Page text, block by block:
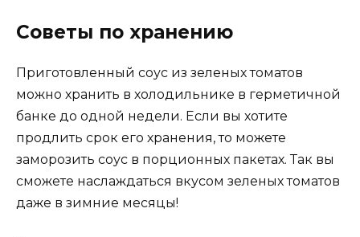
Советы по хранению
Приготовленный соус из зеленых томатов
можно хранить в холодильнике в герметичной
банке до одной недели. Если вы хотите
продлить срок его хранения, то можете
заморозить соус в порционных пакетах. Так вы
сможете наслаждаться вкусом зеленых томатов
даже в зимние месяцы!